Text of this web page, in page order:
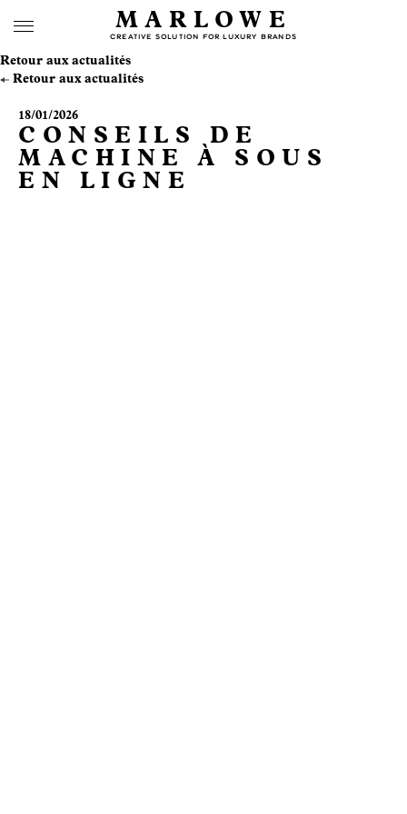
MARLOWE
CREATIVE SOLUTION FOR LUXURY BRANDS
Retour aux actualités
Retour aux actualités
18/01/2026
CONSEILS DE
MACHINE À SOUS
EN LIGNE